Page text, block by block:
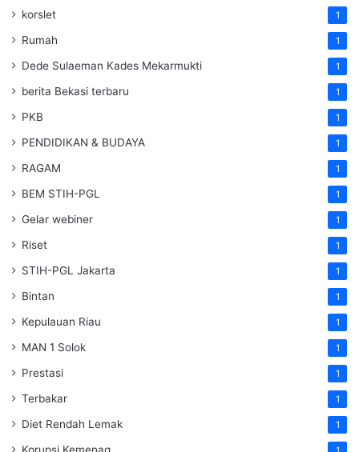
korslet 1
Rumah 1
Dede Sulaeman Kades Mekarmukti 1
berita Bekasi terbaru 1
PKB 1
PENDIDIKAN & BUDAYA 1
RAGAM 1
BEM STIH-PGL 1
Gelar webiner 1
Riset 1
STIH-PGL Jakarta 1
Bintan 1
Kepulauan Riau 1
MAN 1 Solok 1
Prestasi 1
Terbakar 1
Diet Rendah Lemak 1
Korupsi Kemenag